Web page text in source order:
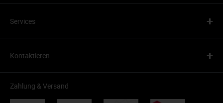
Services +
Kontaktieren +
Zahlung & Versand